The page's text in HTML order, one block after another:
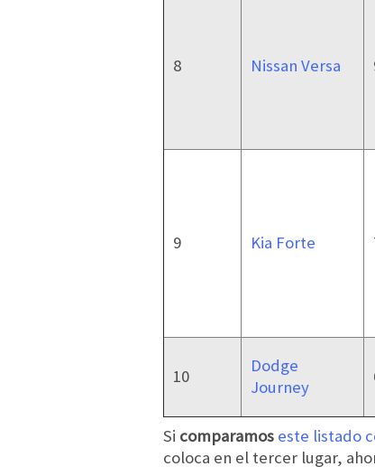
8 Nissan Versa
9 Kia Forte
10
Dodge
Journey
Si comparamos este listado
coloca en el tercer lugar,